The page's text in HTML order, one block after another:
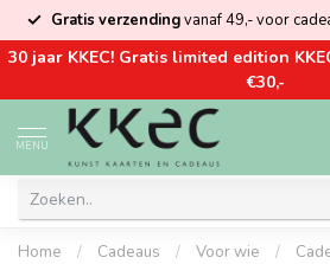
Gratis verzendingvanaf 49,- voor
30 jaar KKEC! Gratis limited edition
€30,-
MENU
Home / Cadeaus / Voor wie /